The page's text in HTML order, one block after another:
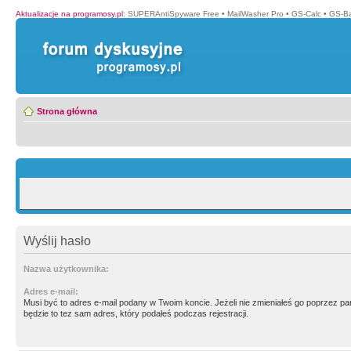
Aktualizacje na programosy.pl: SUPERAntiSpyware Free • MailWasher Pro • GS-Calc • GS-
Strona główna
Wyślij hasło
Nazwa użytkownika:
Adres e-mail:
Musi być to adres e-mail podany w Twoim koncie. Jeżeli nie zmieniałeś go poprzez
będzie to tez sam adres, który podałeś podczas rejestracji.